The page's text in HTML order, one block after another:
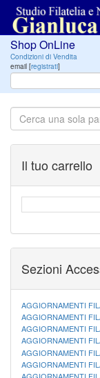
Shop OnLine
Condizioni di Vendita
email [registrati]
Il tuo carrello
Sezioni
AGGIORNAMENTI
AGGIORNAMENTI
AGGIORNAMENTI
AGGIORNAMENTI
AGGIORNAMENTI
AGGIORNAMENTI
AGGIORNAMENTI